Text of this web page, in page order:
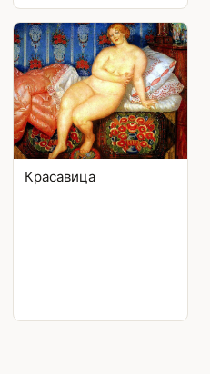
Красавица